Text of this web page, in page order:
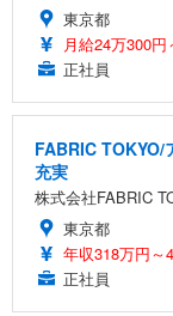
東京都
月給24万300円
正社員
FABRIC TOKYO/
充実
株式会社FABRIC
東京都
年収318万円～
正社員